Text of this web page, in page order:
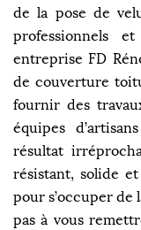
de la pose de
professionnels
entreprise FD
de couverture
fournir des
équipes
résultat
résistant, solide et
pour s’occuper de
pas à vous